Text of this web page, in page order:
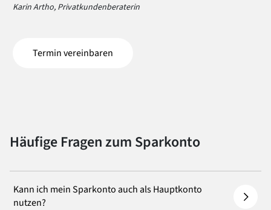
Karin Artho, Privatkundenberaterin
Termin vereinbaren
Häufige Fragen zum Sparkonto
Kann ich mein Sparkonto auch als Hauptkonto
nutzen?